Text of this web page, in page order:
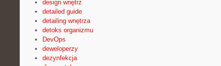
design wnętrz
detailed guide
detailing wnętrza
detoks organizmu
DevOps
deweloperzy
dezynfekcja